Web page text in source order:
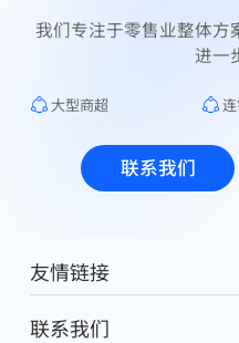
我们专注于零售业整体方
大型商超
联系我们
友情链接
麦德龙中国
联系我们